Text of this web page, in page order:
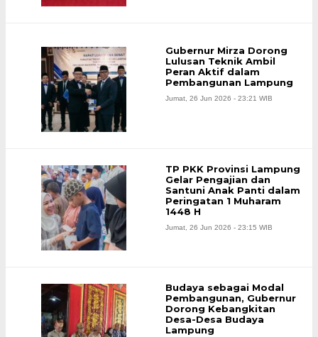
Gubernur Mirza Dorong
Lulusan Teknik Ambil
Peran Aktif dalam
Pembangunan Lampung
Jumat, 26 Jun 2026 - 23:21 WIB
TP PKK Provinsi Lampung
Gelar Pengajian dan
Santuni Anak Panti dalam
Peringatan 1 Muharam
1448 H
Jumat, 26 Jun 2026 - 23:15 WIB
Budaya sebagai Modal
Pembangunan, Gubernur
Dorong Kebangkitan
Desa-Desa Budaya
Lampung